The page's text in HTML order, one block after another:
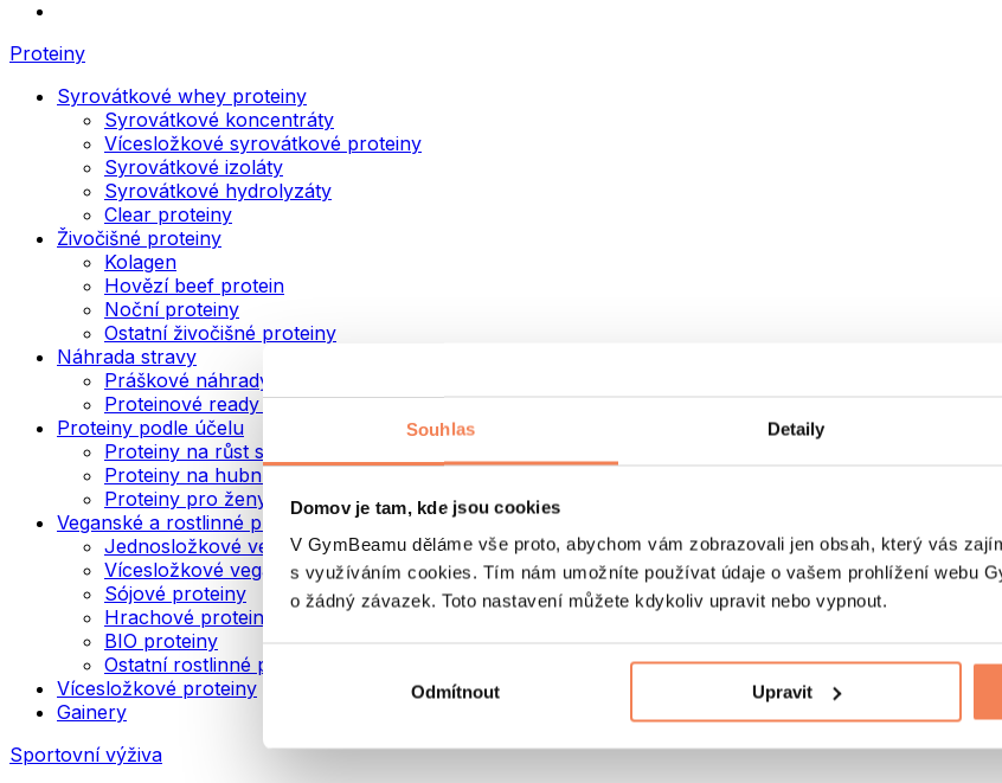
Souhlas Detaily
Domov je tam, kde jsou cookies
V GymBeamu děláme vše proto, abychom vám zobrazovali jen obsah, který vás
s využíváním cookies. Tím nám umožníte používat údaje o vašem prohlížení webu
o žádný závazek. Toto nastavení můžete kdykoliv upravit nebo vypnout.
Odmítnout Upravit
Proteiny
Syrovátkové whey proteiny
Syrovátkové koncentráty
Vícesložkové syrovátkové proteiny
Syrovátkové izoláty
Syrovátkové hydrolyzáty
Clear proteiny
Živočišné proteiny
Kolagen
Hovězí beef protein
Noční proteiny
Ostatní živočišné proteiny
Náhrada stravy
Práškové náhrady stravy
Proteinové ready to drink nápoje
Proteiny podle účelu
Proteiny na růst svalů
Proteiny na hubnutí
Proteiny pro ženy
Veganské a rostlinné proteiny
Jednosložkové veganské proteiny
Vícesložkové veganské proteiny
Sójové proteiny
Hrachové proteiny
BIO proteiny
Ostatní rostlinné proteiny
Vícesložkové proteiny
Gainery
Sportovní výživa